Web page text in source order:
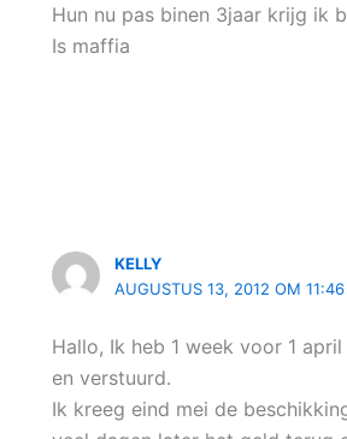
Hun nu pas binen 3jaar krijg ik
Is maffia
KELLY
AUGUSTUS 13, 2012 OM
Hallo, Ik heb 1 week voor 1
en verstuurd.
Ik kreeg eind mei de